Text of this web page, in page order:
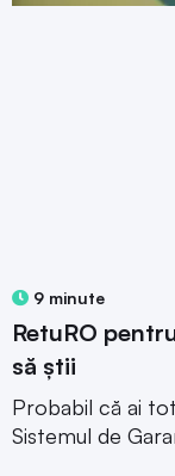
9 minute
RetuRO
să știi
Probabil că ai
Sistemul de